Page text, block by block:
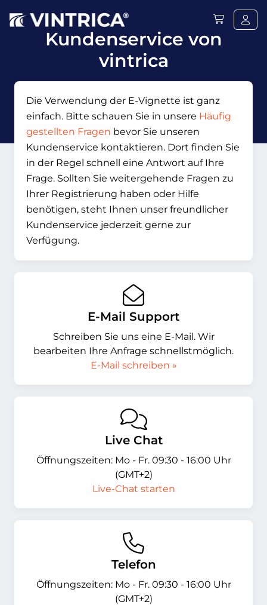
Kundenservice von
vintrica
Die Verwendung der E-Vignette ist ganz
einfach. Bitte schauen Sie in unsere Häufig
gestellten Fragen bevor Sie unseren
Kundenservice kontaktieren. Dort finden Sie
in der Regel schnell eine Antwort auf Ihre
Frage. Sollten Sie weitergehende Fragen zu
Ihrer Registrierung haben oder Hilfe
benötigen, steht Ihnen unser freundlicher
Kundenservice jederzeit gerne zur
Verfügung.
E-Mail Support
Schreiben Sie uns eine E-Mail. Wir
bearbeiten Ihre Anfrage schnellstmöglich.
E-Mail schreiben »
Live Chat
Öffnungszeiten: Mo - Fr. 09:30 - 16:00 Uhr
(GMT+2)
Live-Chat starten
Telefon
Öffnungszeiten: Mo - Fr. 09:30 - 16:00 Uhr
(GMT+2)